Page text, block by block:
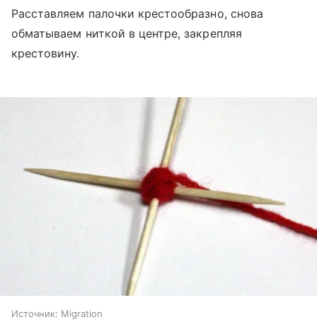
Расставляем палочки крестообразно, снова
обматываем ниткой в центре, закрепляя
крестовину.
Источник: Migration